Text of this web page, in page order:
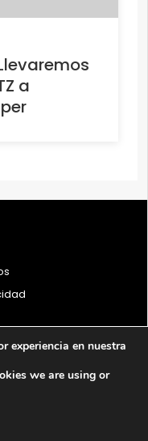
a
reservados
experiencia en nuestra
we are using or